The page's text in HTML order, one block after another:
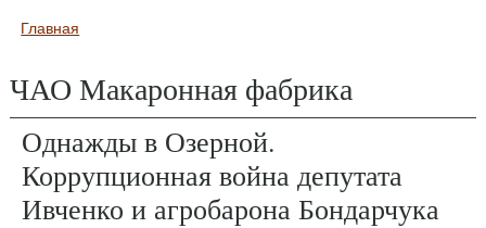
Вы здесь
Главная
ЧАО Макаронная фабрика
Однажды в Озерной.
Коррупционная война депутата
Ивченко и агробарона Бондарчука